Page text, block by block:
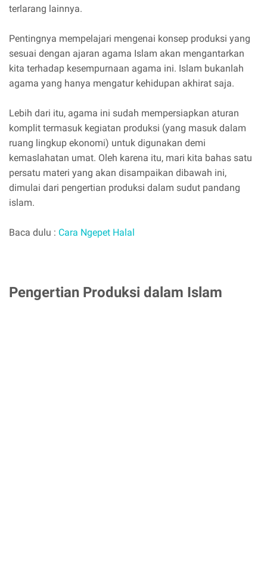
terlarang lainnya.
Pentingnya mempelajari mengenai konsep produksi yang
sesuai dengan ajaran agama Islam akan mengantarkan
kita terhadap kesempurnaan agama ini. Islam bukanlah
agama yang hanya mengatur kehidupan akhirat saja.
Lebih dari itu, agama ini sudah mempersiapkan aturan
komplit termasuk kegiatan produksi (yang masuk dalam
ruang lingkup ekonomi) untuk digunakan demi
kemaslahatan umat. Oleh karena itu, mari kita bahas satu
persatu materi yang akan disampaikan dibawah ini,
dimulai dari pengertian produksi dalam sudut pandang
islam.
Baca dulu : Cara Ngepet Halal
Pengertian Produksi dalam Islam